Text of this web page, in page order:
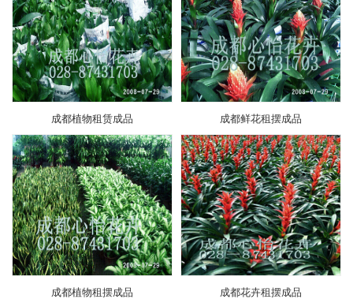
成都植物租赁成品 成都鲜花租摆成品
成都植物租摆成品 成都花卉租摆成品